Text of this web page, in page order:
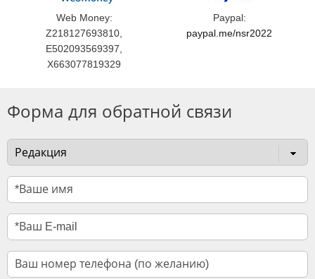
Web Money:
Z218127693810,
E502093569397,
X663077819329
Paypal:
paypal.me/nsr2022
Форма для обратной связи